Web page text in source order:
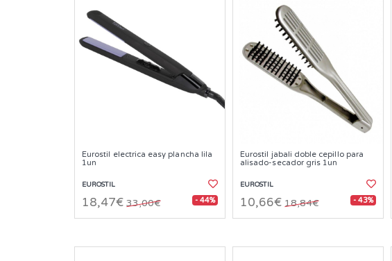
Eurostil electrica easy plancha lila
1un
EUROSTIL
18,47€ 33,00€ - 44%
Eurostil jabali doble cepillo para
alisado-secador gris 1un
EUROSTIL
10,66€ 18,84€ - 43%